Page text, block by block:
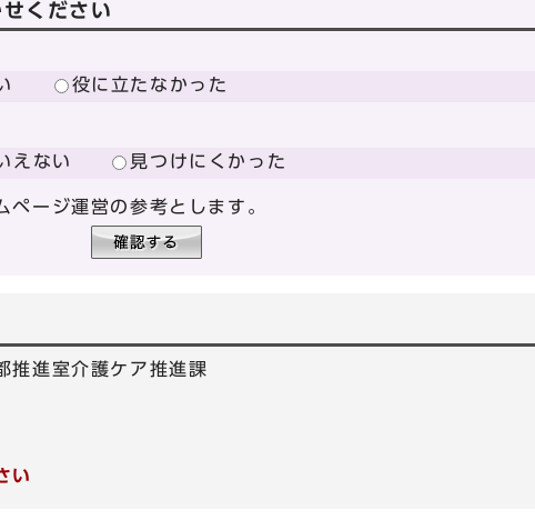
ください
役に立たなかった
えない 見つけにくかった
ージ運営の参考とします。
推進室介護ケア推進課
い